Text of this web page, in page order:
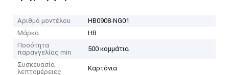
Αριθμό μοντέλου
HB0908-NG01
Μάρκα
HB
Ποσότητα
παραγγελίας min
500 κομμάτια
Συσκευασία
λεπτομέρειες
Καρτόνια